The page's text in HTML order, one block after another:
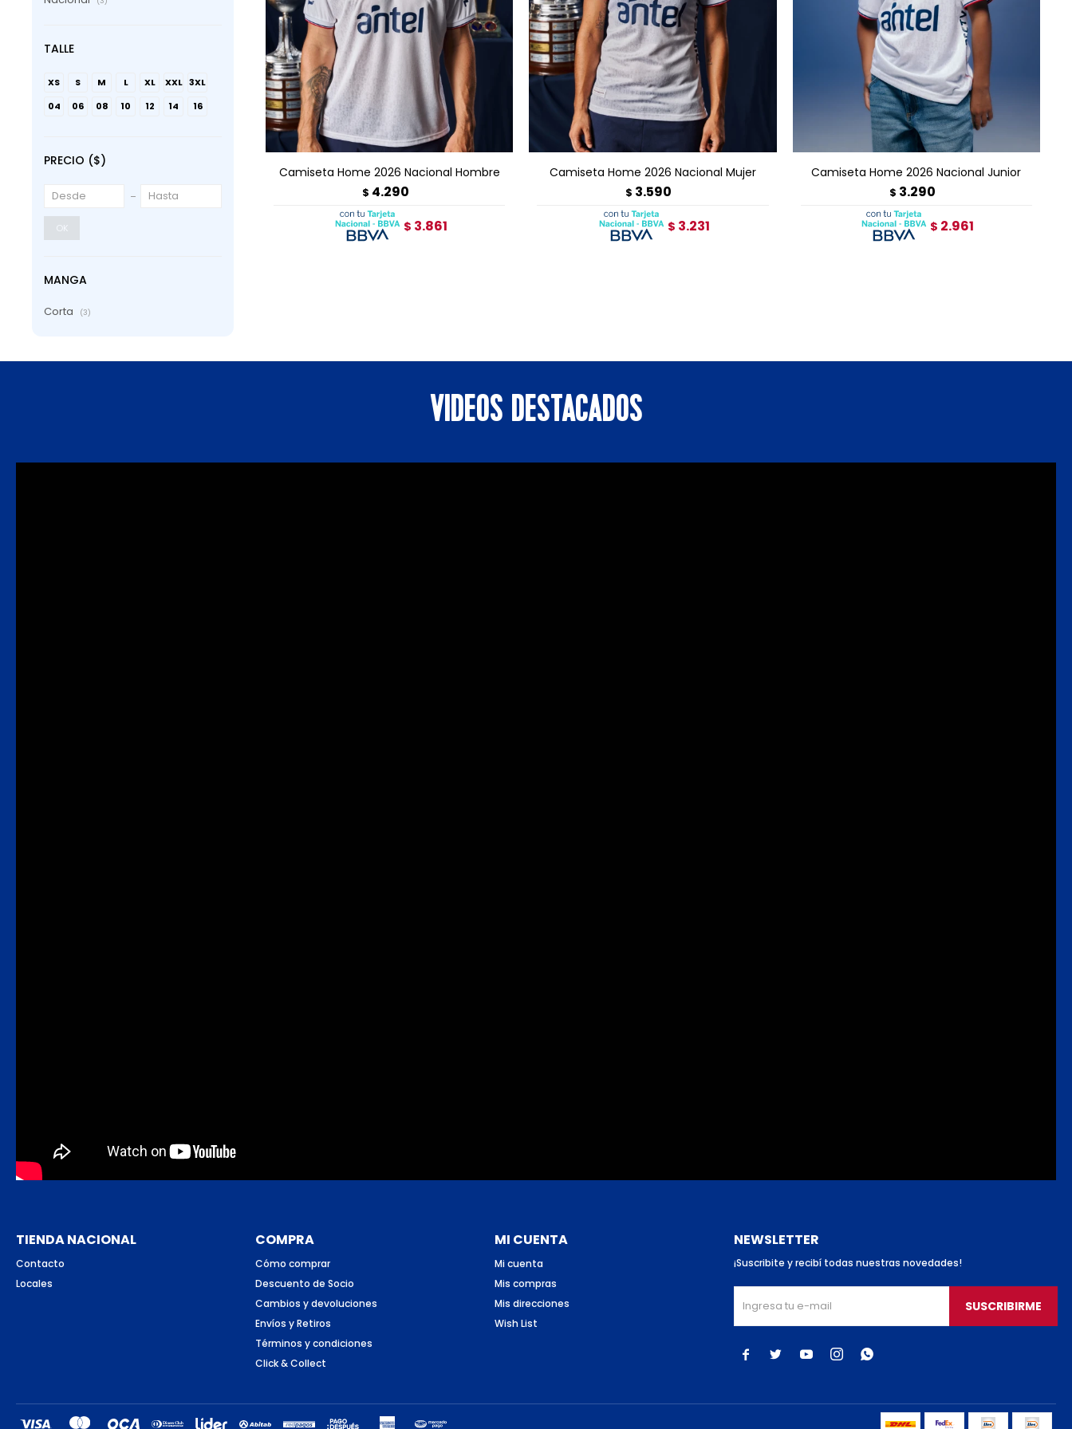
Camiseta Home 2026 Nacional Hombre
$ 4.290
$ 3.861
AGREGAR AL CARRITO
Camiseta Home 2026 Nacional Mujer
$ 3.590
$ 3.231
AGREGAR AL CARRITO
Camiseta Home 2026 Nacional Junior
$ 3.290
$ 2.961
AGREGAR AL CARRITO
TALLE
XS S M L XL XXL 3XL
04
06 08 10 12 14 16
PRECIO ($)
OK
MANGA
Corta (3)
VIDEOS DESTACADOS
TIENDA NACIONAL
Contacto
Locales
COMPRA
Cómo comprar
Descuento de Socio
Cambios y devoluciones
Envíos y Retiros
Términos y condiciones
Click & Collect
MI CUENTA
Mi cuenta
Mis compras
Mis direcciones
Wish List
NEWSLETTER
¡Suscribite y recibí todas nuestras novedades!
SUSCRIBIRME
    